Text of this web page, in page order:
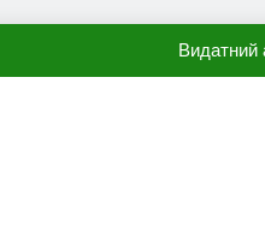
Видатний